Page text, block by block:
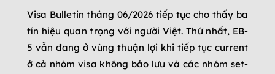
Visa Bulletin tháng 06/2026 tiếp tục cho thấy ba
tín hiệu quan trọng với người Việt. Thứ nhất, EB-
5 vẫn đang ở vùng thuận lợi khi tiếp tục current
ở cả nhóm visa không bảo lưu và các nhóm set-